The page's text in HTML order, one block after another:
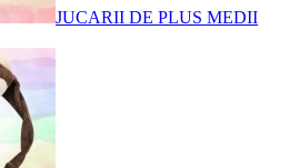
JUCARII DE PLUS MEDII